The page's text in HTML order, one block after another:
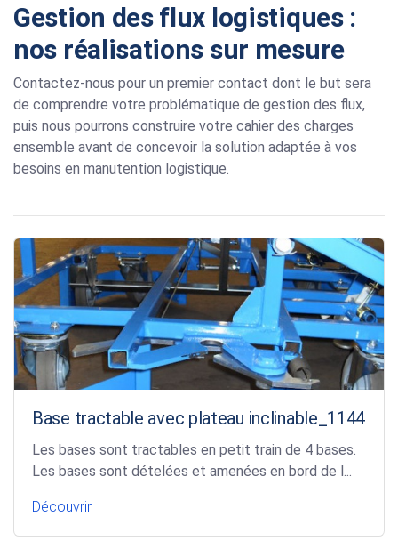
Gestion des flux logistiques :
nos réalisations sur mesure
Contactez-nous pour un premier contact dont le but sera
de comprendre votre problématique de gestion des flux,
puis nous pourrons construire votre cahier des charges
ensemble avant de concevoir la solution adaptée à vos
besoins en manutention logistique.
Base tractable avec plateau inclinable_1144
Les bases sont tractables en petit train de 4 bases.
Les bases sont dételées et amenées en bord de l...
Découvrir